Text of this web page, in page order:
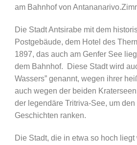
am Bahnhof von
Die Stadt Antsirabe mit dem
Postgebäude, dem Hotel des
1897, das auch am Genfer See
dem Bahnhof. Diese Stadt wird
Wassers” genannt, wegen ihrer
auch wegen der beiden
der legendäre Tritriva-See, um
Geschichten ranken.
Die Stadt, die in etwa so hoch liegt